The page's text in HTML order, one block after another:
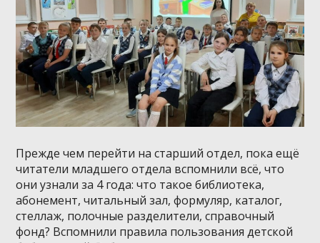
Прежде чем перейти на старший отдел, пока ещё
читатели младшего отдела вспомнили всё, что
они узнали за 4 года: что такое библиотека,
абонемент, читальный зал, формуляр, каталог,
стеллаж, полочные разделители, справочный
фонд? Вспомнили правила пользования детской